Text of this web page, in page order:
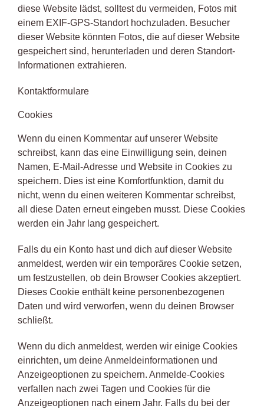
diese Website lädst, solltest du vermeiden, Fotos mit
einem EXIF-GPS-Standort hochzuladen. Besucher
dieser Website könnten Fotos, die auf dieser Website
gespeichert sind, herunterladen und deren Standort-
Informationen extrahieren.
Kontaktformulare
Cookies
Wenn du einen Kommentar auf unserer Website
schreibst, kann das eine Einwilligung sein, deinen
Namen, E-Mail-Adresse und Website in Cookies zu
speichern. Dies ist eine Komfortfunktion, damit du
nicht, wenn du einen weiteren Kommentar schreibst,
all diese Daten erneut eingeben musst. Diese Cookies
werden ein Jahr lang gespeichert.
Falls du ein Konto hast und dich auf dieser Website
anmeldest, werden wir ein temporäres Cookie setzen,
um festzustellen, ob dein Browser Cookies akzeptiert.
Dieses Cookie enthält keine personenbezogenen
Daten und wird verworfen, wenn du deinen Browser
schließt.
Wenn du dich anmeldest, werden wir einige Cookies
einrichten, um deine Anmeldeinformationen und
Anzeigeoptionen zu speichern. Anmelde-Cookies
verfallen nach zwei Tagen und Cookies für die
Anzeigeoptionen nach einem Jahr. Falls du bei der